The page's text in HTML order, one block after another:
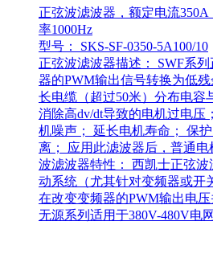
正弦波滤波器，额定电流
率1000Hz
型号： SKS-SF-0350-5A100/10
正弦波滤波器描述： SWF系
器的PWM输出信号转换为低
长电缆（超过50米）分布电容
消除高dv/dt导致的电机过电压
机噪声； 延长电机寿命； 保
离； 应用此滤波器后，普通
波滤波器特性： 西凯士正弦
动系统（尤其针对变频器或开
在改变变频器的PWM输出电
无源系列适用于380V-480V电